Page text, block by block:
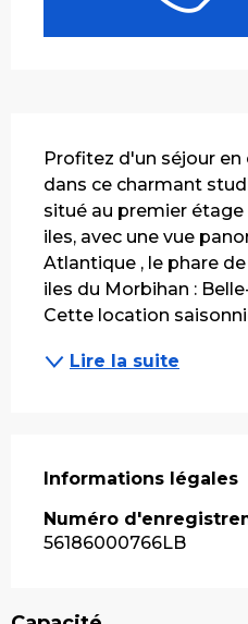
Profitez d'un séjour en
dans ce charmant
situé au premier étage
iles, avec une vue
Atlantique , le phare
iles du Morbihan :
Cette location
Lire la suite
Informations légales
Informations légales
Numéro
56186000766LB